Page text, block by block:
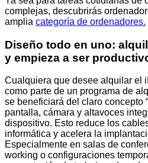
complejas, descubrirás
amplia categoría de ordenadores.
Diseño todo en uno:
y empieza a ser
Cualquiera que desee alquilar el
como parte de un programa de
se beneficiará del claro concepto
pantalla, cámara y altavoces
dispositivo. Esto reduce los
informática y acelera la
Especialmente en salas de
working o configuraciones